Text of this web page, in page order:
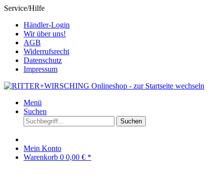
Service/Hilfe
Händler-Login
Wir über uns!
AGB
Widerrufsrecht
Datenschutz
Impressum
Menü
Suchen
Suchen
Mein Konto
Warenkorb 0 0,00 € *